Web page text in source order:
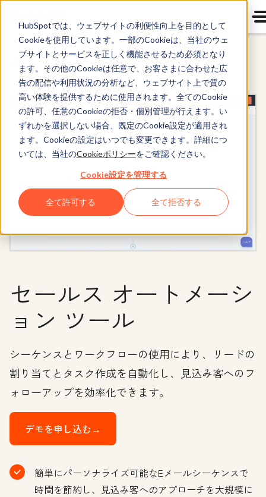
HubSpotでは、ウェブサイトの利便性向上を目的として
Cookieを使用しています。一部のCookieは、当社のウェ
ブサイトとサービスを正しく機能させるため必須となり
ます。その他のCookieは任意で、お客さまに合わせた広
告の配信や利用状況の分析など、ウェブサイト上で質の
高い体験を提供するために使用されます。全てのCookie
の許可、任意のCookieの拒否・個別管理が行えます。い
ずれかを選択しない場合、既定のCookie設定が適用され
ます。Cookieの設定はいつでも変更できます。詳細につ
いては、当社のCookieポリシーをご確認ください。
Cookie設定を管理する
全て許可する 全て拒否する
Sales Hub
セールス オートメーシ
ョン ツール
シーケンスとワークフローの使用により、リードの
割り当てとタスク作成を自動化し、見込み客へのフ
ォローアップを効率化できます。
デモを申し込む→
簡単にパーソナライズ可能なEメールシーケンスで
時間を節約し、見込み客へのアプローチを大規模に